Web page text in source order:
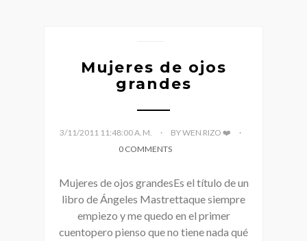
Mujeres de ojos
grandes
3/11/2011 11:48:00 A. M.
BY WEN RIZO ❤️
0 COMMENTS
Mujeres de ojos grandesEs el título de un
libro de Ángeles Mastrettaque siempre
empiezo y me quedo en el primer
cuentopero pienso que no tiene nada qué